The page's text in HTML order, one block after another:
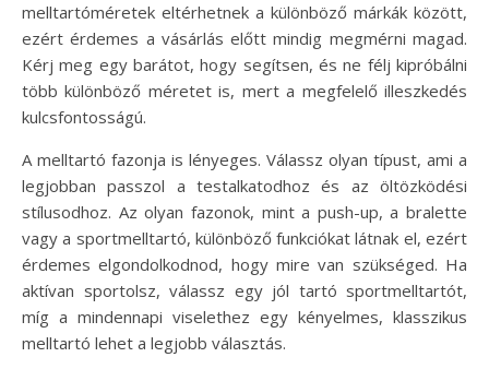
melltartóméretek eltérhetnek a különböző márkák között,
ezért érdemes a vásárlás előtt mindig megmérni magad.
Kérj meg egy barátot, hogy segítsen, és ne félj kipróbálni
több különböző méretet is, mert a megfelelő illeszkedés
kulcsfontosságú.
A melltartó fazonja is lényeges. Válassz olyan típust, ami a
legjobban passzol a testalkatodhoz és az öltözködési
stílusodhoz. Az olyan fazonok, mint a push-up, a bralette
vagy a sportmelltartó, különböző funkciókat látnak el, ezért
érdemes elgondolkodnod, hogy mire van szükséged. Ha
aktívan sportolsz, válassz egy jól tartó sportmelltartót,
míg a mindennapi viselethez egy kényelmes, klasszikus
melltartó lehet a legjobb választás.